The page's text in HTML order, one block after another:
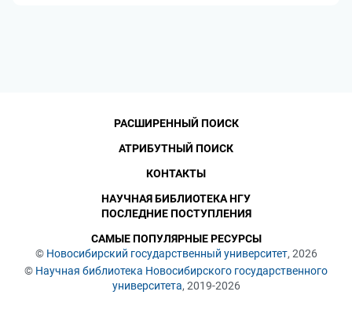
© Новосибирский государственный университет, 2026
© Научная библиотека Новосибирского государственного
университета, 2019-2026
РАСШИРЕННЫЙ ПОИСК
АТРИБУТНЫЙ ПОИСК
КОНТАКТЫ
НАУЧНАЯ БИБЛИОТЕКА НГУ
ПОСЛЕДНИЕ ПОСТУПЛЕНИЯ
САМЫЕ ПОПУЛЯРНЫЕ РЕСУРСЫ